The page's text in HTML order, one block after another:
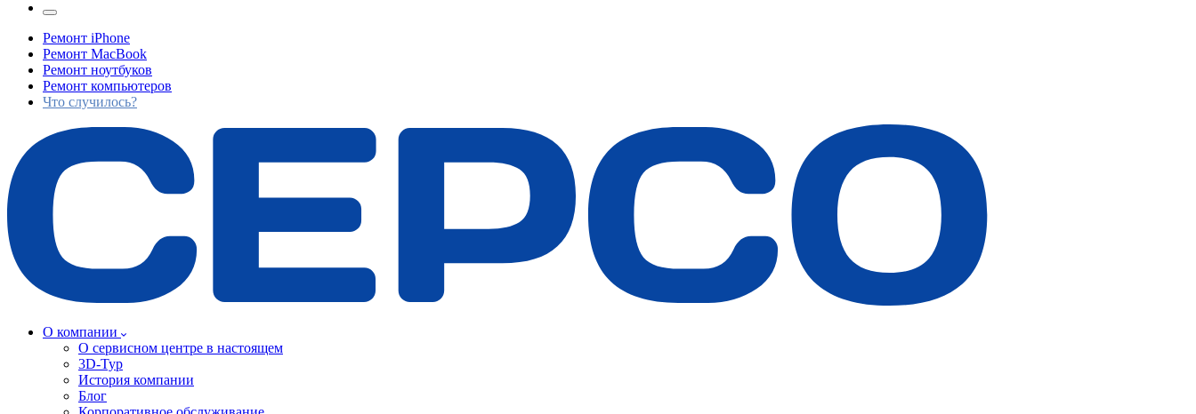
Ремонт iPhone
Ремонт MacBook
Ремонт ноутбуков
Ремонт компьютеров
Что случилось?
О компании
О сервисном центре в настоящем
3D-Тур
История компании
Блог